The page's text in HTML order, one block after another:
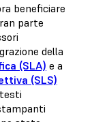
beneficiare
parte
della
(SLA) e a
(SLS)